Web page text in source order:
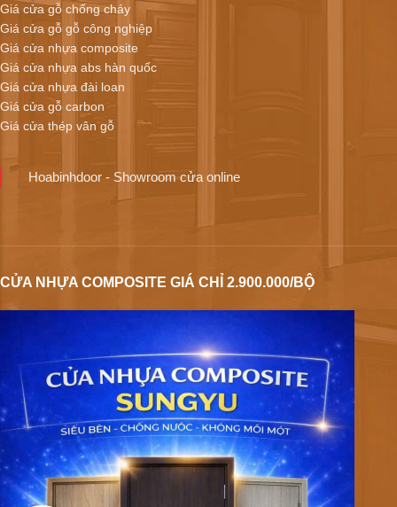
Giá cửa gỗ chống cháy
Giá cửa gỗ gỗ công nghiệp
Giá cửa nhựa composite
Giá cửa nhựa abs hàn quốc
Giá cửa nhựa đài loan
Giá cửa gỗ carbon
Giá cửa thép vân gỗ
Hoabinhdoor - Showroom cửa online
CỬA NHỰA COMPOSITE GIÁ CHỈ 2.900.000/BỘ